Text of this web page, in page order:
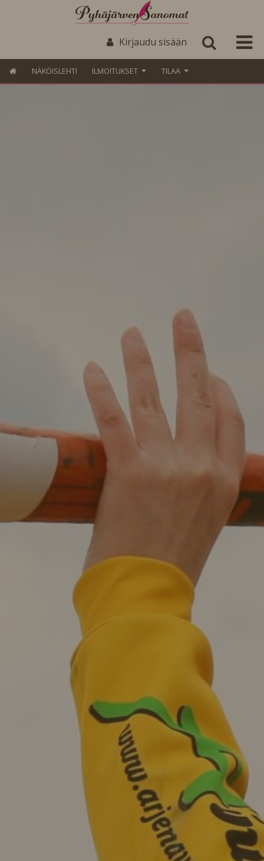
Kirjaudu sisään
NÄKÖISLEHTI ILMOITUKSET TILAA